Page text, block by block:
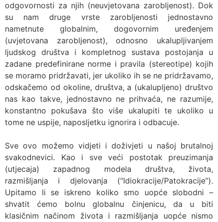
odgovornosti za njih (neuvjetovana zarobljenost). Dok
su nam druge vrste zarobljenosti jednostavno
nametnute globalnim, dogovornim uređenjem
(uvjetovana zarobljenost), odnosno ukalupljivanjem
ljudskog društva i kompletnog sustava postojanja u
zadane predefinirane norme i pravila (stereotipe) kojih
se moramo pridržavati, jer ukoliko ih se ne pridržavamo,
odskačemo od okoline, društva, a (ukalupljeno) društvo
nas kao takve, jednostavno ne prihvaća, ne razumije,
konstantno pokušava što više ukalupiti te ukoliko u
tome ne uspije, naposljetku ignorira i odbacuje.
Sve ovo možemo vidjeti i doživjeti u našoj brutalnoj
svakodnevici. Kao i sve veći postotak preuzimanja
(utjecaja) zapadnog modela društva, života,
razmišljanja i djelovanja (“Idiokracije/Patokracije”).
Upitamo li se iskreno koliko smo uopće slobodni –
shvatit ćemo bolnu globalnu činjenicu, da u biti
klasičnim načinom života i razmišljanja uopće nismo